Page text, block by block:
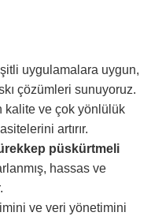
uygulamalara uygun,
çözümleri sunuyoruz.
kalite ve çok yönlülük
artırır.
püskürtmeli
hassas ve
ve veri yönetimini